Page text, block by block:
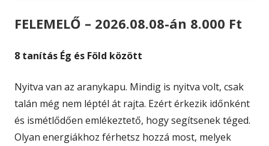
FELEMELŐ – 2026.08.08-án 8.000 Ft
8 tanítás Ég és Föld között
Nyitva van az aranykapu. Mindig is nyitva volt, csak
talán még nem léptél át rajta. Ezért érkezik időnként
és ismétlődően emlékeztető, hogy segítsenek téged.
Olyan energiákhoz férhetsz hozzá most, melyek